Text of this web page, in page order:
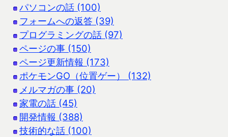
パソコンの話 (100)
フォームへの返答 (39)
プログラミングの話 (97)
ページの事 (150)
ページ更新情報 (173)
ポケモンGO（位置ゲー） (132)
メルマガの事 (20)
家電の話 (45)
開発情報 (388)
技術的な話 (100)